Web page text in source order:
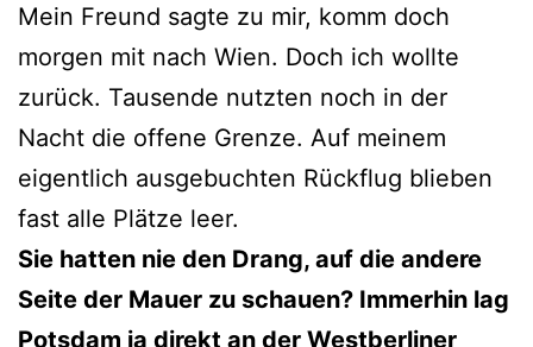
Mein Freund sagte zu mir, komm doch
morgen mit nach Wien. Doch ich wollte
zurück. Tausende nutzten noch in der
Nacht die offene Grenze. Auf meinem
eigentlich ausgebuchten Rückflug blieben
fast alle Plätze leer.
Sie hatten nie den Drang, auf die andere
Seite der Mauer zu schauen? Immerhin lag
Potsdam ja direkt an der Westberliner